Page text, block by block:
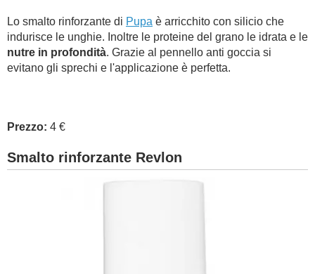
Lo smalto rinforzante di Pupa è arricchito con silicio che
indurisce le unghie. Inoltre le proteine del grano le idrata e le
nutre in profondità. Grazie al pennello anti goccia si
evitano gli sprechi e l'applicazione è perfetta.
Prezzo: 4 €
Smalto rinforzante Revlon